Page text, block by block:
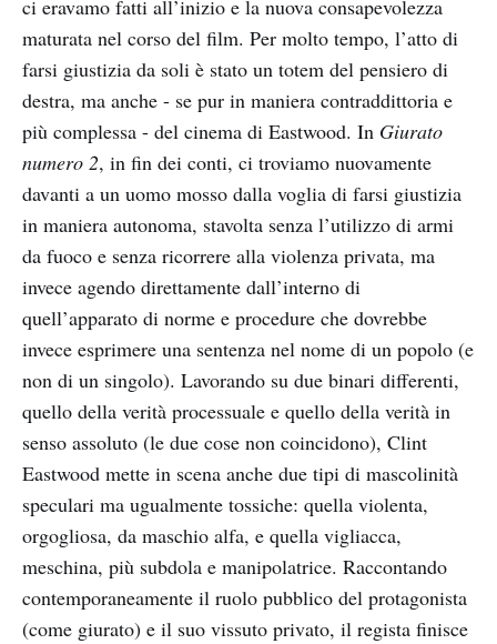
ci eravamo fatti all’inizio e la nuova consapevolezza
maturata nel corso del film. Per molto tempo, l’atto di
farsi giustizia da soli è stato un totem del pensiero di
destra, ma anche - se pur in maniera contraddittoria e
più complessa - del cinema di Eastwood. In Giurato
numero 2, in fin dei conti, ci troviamo nuovamente
davanti a un uomo mosso dalla voglia di farsi giustizia
in maniera autonoma, stavolta senza l’utilizzo di armi
da fuoco e senza ricorrere alla violenza privata, ma
invece agendo direttamente dall’interno di
quell’apparato di norme e procedure che dovrebbe
invece esprimere una sentenza nel nome di un popolo (e
non di un singolo). Lavorando su due binari differenti,
quello della verità processuale e quello della verità in
senso assoluto (le due cose non coincidono), Clint
Eastwood mette in scena anche due tipi di mascolinità
speculari ma ugualmente tossiche: quella violenta,
orgogliosa, da maschio alfa, e quella vigliacca,
meschina, più subdola e manipolatrice. Raccontando
contemporaneamente il ruolo pubblico del protagonista
(come giurato) e il suo vissuto privato, il regista finisce